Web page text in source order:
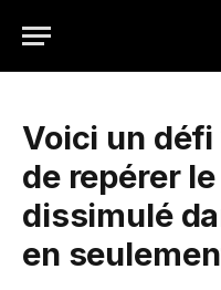
Voici un
de repérer
dissimulé
en